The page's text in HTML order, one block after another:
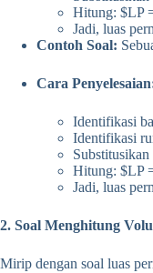
Hitung: $LP
Jadi, luas
Contoh Soal:
Cara
Identifikasi
Identifikasi
Hitung: $LP
Jadi, luas
2. Soal Menghitung
Mirip dengan soal luas